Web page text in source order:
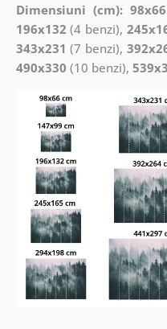
Dimensiuni (cm): 98x66
196x132 (4 benzi),
343x231 (7 benzi),
490x330 (10 benzi),